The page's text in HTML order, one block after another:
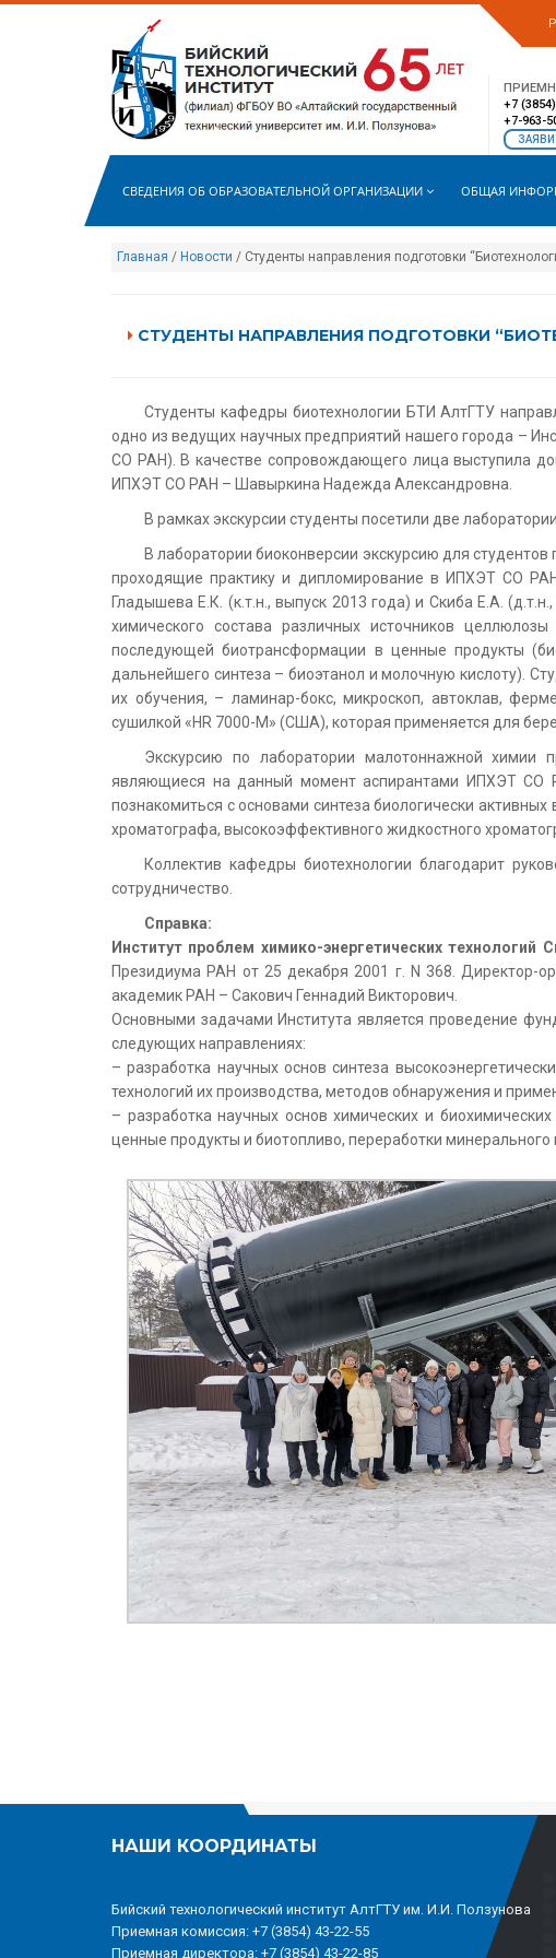
+7
+7-963-
СВЕДЕНИЯ ОБ ОБРАЗОВАТЕЛЬНОЙ ОРГАНИЗАЦИИ ОБЩАЯ
Главная / Новости / Студенты направления подготовки
СТУДЕНТЫ НАПРАВЛЕНИЯ ПОДГОТОВКИ
Студенты кафедры биотехнологии БТИ АлтГТУ
одно из ведущих научных предприятий нашего города –
СО РАН). В качестве сопровождающего лица выступила
ИПХЭТ СО РАН – Шавыркина Надежда Александровна.
В рамках экскурсии студенты посетили две
В лаборатории биоконверсии экскурсию для
проходящие практику и дипломирование в ИПХЭТ СО
Гладышева Е.К. (к.т.н., выпуск 2013 года) и Скиба Е.А.
химического состава различных источников
последующей биотрансформации в ценные продукты
дальнейшего синтеза – биоэтанол и молочную кислоту).
их обучения, – ламинар-бокс, микроскоп, автоклав,
сушилкой «HR 7000-M» (США), которая применяется для
Экскурсию по лаборатории малотоннажной химии
являющиеся на данный момент аспирантами ИПХЭТ СО
познакомиться с основами синтеза биологически
хроматографа, высокоэффективного жидкостного
Коллектив кафедры биотехнологии благодарит
сотрудничество.
Справка:
Институт проблем химико-энергетических
Президиума РАН от 25 декабря 2001 г. N 368. Директор-
академик РАН – Сакович Геннадий Викторович.
Основными задачами Института является проведение
следующих направлениях:
– разработка научных основ синтеза
технологий их производства, методов обнаружения и
– разработка научных основ химических и
ценные продукты и биотопливо, переработки
НАШИ КООРДИНАТЫ
Бийский технологический институт АлтГТУ им. И.И. Ползунова
Приемная комиссия: +7 (3854) 43-22-55
Приемная директора: +7 (3854) 43-22-85